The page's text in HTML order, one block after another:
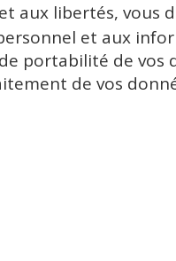
aux libertés, vous
et aux
portabilité de vos
de vos